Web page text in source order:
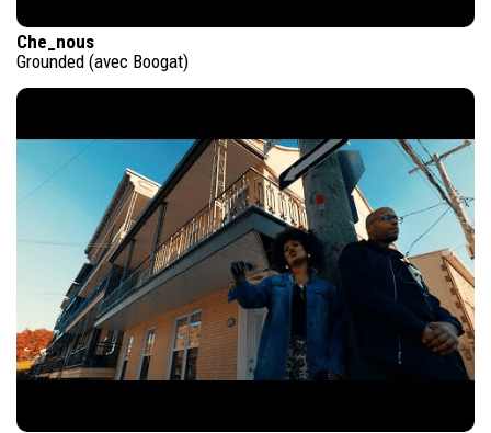
Che_nous
Grounded (avec Boogat)